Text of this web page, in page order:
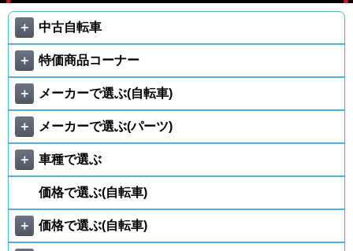
＋ 中古自転車
＋ 特価商品コーナー
＋ メーカーで選ぶ(自転車)
＋ メーカーで選ぶ(パーツ)
＋ 車種で選ぶ
価格で選ぶ(自転車)
＋ 価格で選ぶ(自転車)